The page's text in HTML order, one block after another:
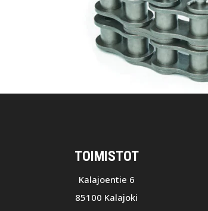
TOIMISTOT
Kalajoentie 6
85100 Kalajoki